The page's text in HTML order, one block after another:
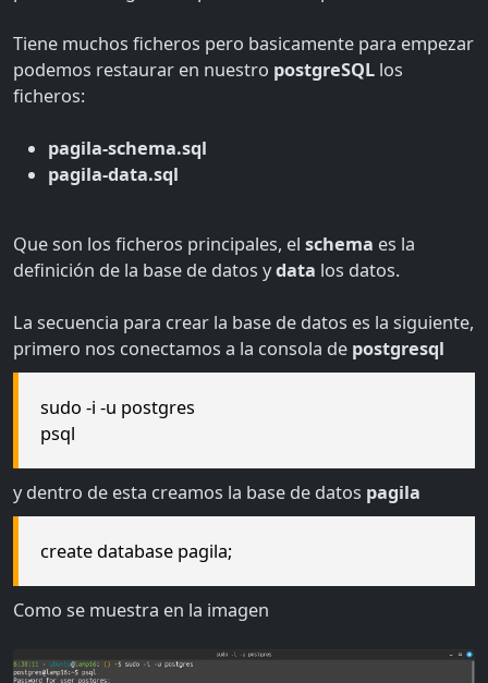
Tiene muchos ficheros pero basicamente para empezar
podemos restaurar en nuestro postgreSQL los
ficheros:
pagila-schema.sql
pagila-data.sql
Que son los ficheros principales, el schema es la
definición de la base de datos ydata los datos.
La secuencia para crear la base de datos es la siguiente,
primero nos conectamos a la consola de postgresql
sudo -i -u postgres
psql
y dentro de esta creamos la base de datos pagila
create database pagila;
Como se muestra en la imagen